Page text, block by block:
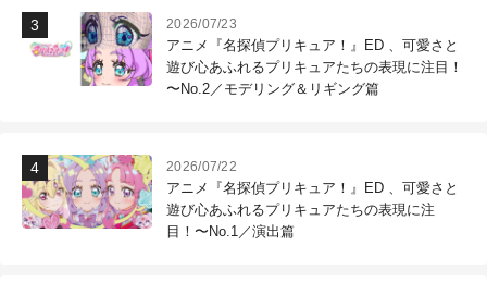
2026/07/23
アニメ『名探偵プリキュア！』ED 、可愛さと
遊び心あふれるプリキュアたちの表現に注目！
〜No.2／モデリング＆リギング篇
2026/07/22
アニメ『名探偵プリキュア！』ED 、可愛さと
遊び心あふれるプリキュアたちの表現に注
目！〜No.1／演出篇